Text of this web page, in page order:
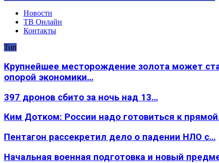
Новости
ТВ Онлайн
Контакты
Топ
Крупнейшее месторождение золота может
опорой экономики…
397 дронов сбито за ночь над 13…
Ким Дотком: России надо готовиться к
Пентагон рассекретил дело о падении НЛО с…
Начальная военная подготовка и новый